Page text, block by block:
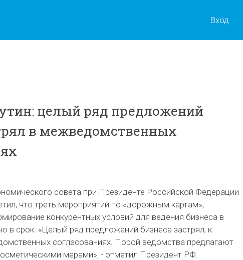
Вход
целый ряд предложений
в межведомственных
совета при Президенте Российской Федерации
что треть мероприятий по «дорожным картам»,
конкурентных условий для ведения бизнеса в
в срок. «Целый ряд предложений бизнеса застрял, к
согласованиях. Порой ведомства предлагают
мерами», - отметил Президент РФ.